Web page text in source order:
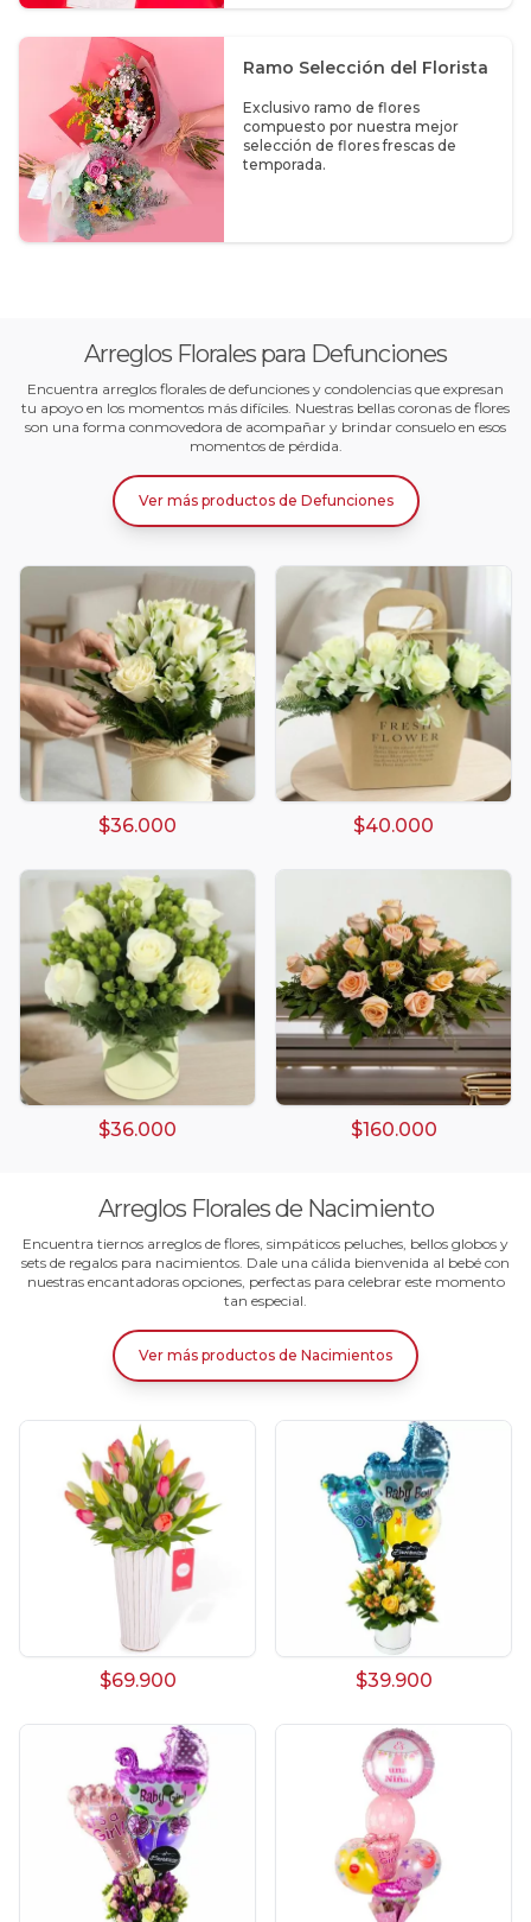
Ramo Selección del Florista
Exclusivo ramo de flores
compuesto por nuestra mejor
selección de flores frescas de
temporada.
Arreglos Florales para Defunciones
Encuentra arreglos florales de defunciones y condolencias que expresan
tu apoyo en los momentos más difíciles. Nuestras bellas coronas de flores
son una forma conmovedora de acompañar y brindar consuelo en esos
momentos de pérdida.
Ver más productos de Defunciones
$36.000 $40.000
$36.000 $160.000
Arreglos Florales de Nacimiento
Encuentra tiernos arreglos de flores, simpáticos peluches, bellos globos y
sets de regalos para nacimientos. Dale una cálida bienvenida al bebé con
nuestras encantadoras opciones, perfectas para celebrar este momento
tan especial.
Ver más productos de Nacimientos
$69.900 $39.900
Arreglos damasco
Arreglos florales amarillos
Arreglos florales de color rojo
Arreglos Florales de Cumpleaños
Arreglos Florales en Florero
Arreglos florales en tono lila
Arreglos florales en tono naranja
Arreglos Florales para Aniversario
Arreglos florales para dar agradecimiento
Arreglos Florales para Eventos
Arreglos florales románticos
Ave del Paraíso (Strelitzia)
Brunch
Chocolates y galletas